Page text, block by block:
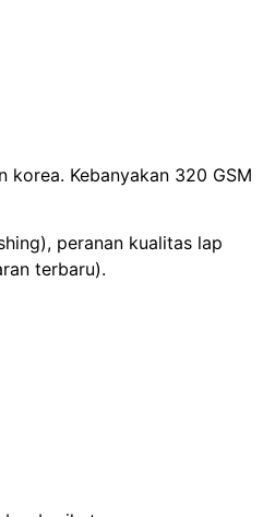
Kebanyakan 320 GSM
peranan kualitas lap
terbaru).